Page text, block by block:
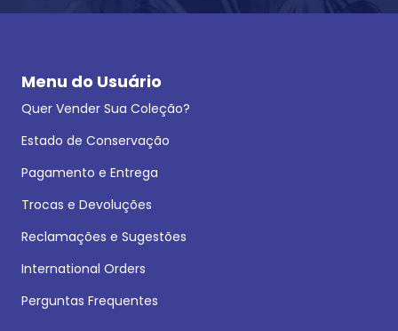
Menu do Usuário
Quer Vender Sua Coleção?
Estado de Conservação
Pagamento e Entrega
Trocas e Devoluções
Reclamações e Sugestões
International Orders
Perguntas Frequentes